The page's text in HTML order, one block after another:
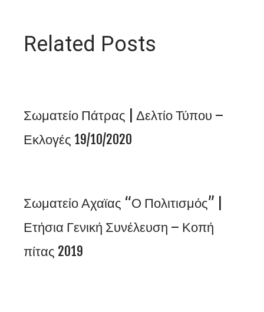
Related Posts
Σωματείο Πάτρας | Δελτίο Τύπου –
Εκλογές 19/10/2020
Σωματείο Αχαϊας “Ο Πολιτισμός” |
Ετήσια Γενική Συνέλευση – Κοπή
πίτας 2019